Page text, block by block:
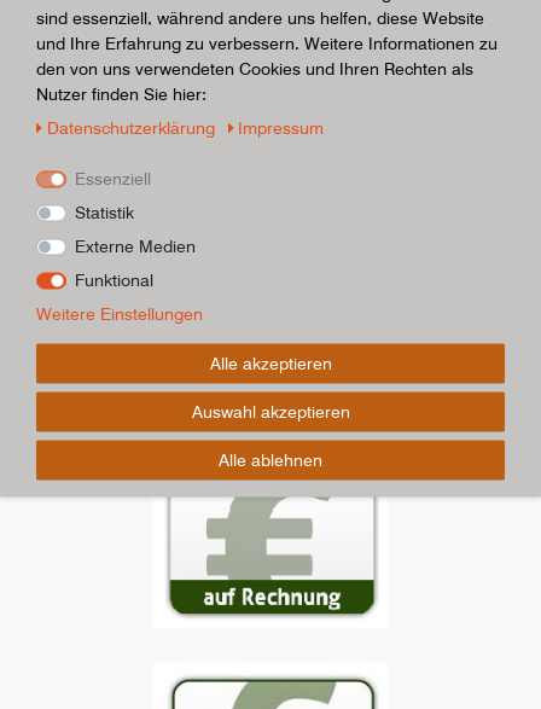
sind essenziell, während andere uns helfen, diese Website
und Ihre Erfahrung zu verbessern. Weitere Informationen zu
den von uns verwendeten Cookies und Ihren Rechten als
Nutzer finden Sie hier:
Daten­schutz­erklärung
Impressum
Essenziell
Statistik
Externe Medien
Funktional
Weitere Einstellungen
Alle akzeptieren
Auswahl akzeptieren
Alle ablehnen